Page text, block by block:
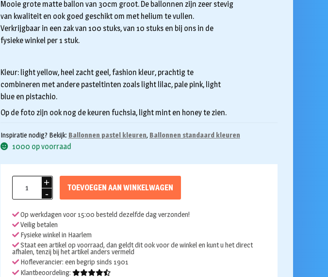
Mooie grote matte ballon van 30cm groot. De ballonnen zijn zeer stevig
van kwaliteit en ook goed geschikt om met helium te vullen.
Verkrijgbaar in een zak van 100 stuks, van 10 stuks en bij ons in de
fysieke winkel per 1 stuk.
Kleur: light yellow, heel zacht geel, fashion kleur, prachtig te
combineren met andere pasteltinten zoals light lilac, pale pink, light
blue en pistachio.
Op de foto zijn ook nog de keuren fuchsia, light mint en honey te zien.
Inspiratie nodig? Bekijk: Ballonnen pastel kleuren, Ballonnen standaard kleuren
1000 op voorraad
Ballonnen
light
standaard
30cm
10
stuks
aantal
TOEVOEGEN AAN WINKELWAGEN
Op werkdagen voor 15:00 besteld dezelfde dag verzonden!
Veilig betalen
Fysieke winkel in Haarlem
Staat een artikel op voorraad, dan geldt dit ook voor de winkel en kunt u het direct
afhalen, tenzij bij het artikel anders vermeld
Hofleverancier: een begrip sinds 1901
Klantbeoordeling: